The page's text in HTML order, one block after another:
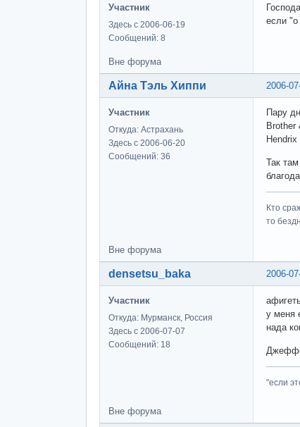
Участник
Здесь с 2006-06-19
Сообщений: 8
если "о
Вне форума
2006-
Айна Тэль Хиппи
Участник
Откуда: Астрахань
Здесь с 2006-06-20
Сообщений: 36
Пару
Brother
Так
Кто
то
Вне форума
2006-
densetsu_baka
Участник
Откуда: Мурманск, Россия
Здесь с 2006-07-07
Сообщений: 18
у меня
нада
"если
Вне форума